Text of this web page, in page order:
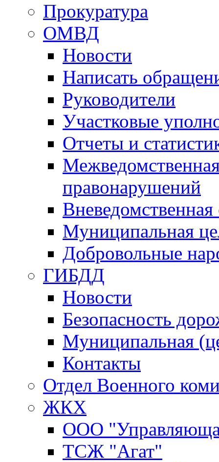
Прокуратура
ОМВД
Новости
Написать
Руководители
Участковые
Отчеты и
правонарушений
Вневедомственная
Муниципальная
Добровольные
ГИБДД
Новости
Безопасность
Муниципальная
Контакты
Отдел Военного
ЖКХ
ООО
ТСЖ "Агат"